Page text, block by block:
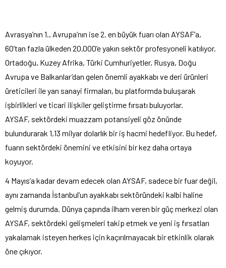
Avrasya’nın 1., Avrupa’nın ise 2. en büyük fuarı olan AYSAF’a,
60’tan fazla ülkeden 20.000’e yakın sektör profesyoneli katılıyor.
Ortadoğu, Kuzey Afrika, Türki Cumhuriyetler, Rusya, Doğu
Avrupa ve Balkanlar’dan gelen önemli ayakkabı ve deri ürünleri
üreticileri ile yan sanayi firmaları, bu platformda buluşarak
işbirlikleri ve ticari ilişkiler geliştirme fırsatı buluyorlar.
AYSAF, sektördeki muazzam potansiyeli göz önünde
bulundurarak 1,13 milyar dolarlık bir iş hacmi hedefliyor. Bu hedef,
fuarın sektördeki önemini ve etkisini bir kez daha ortaya
koyuyor.
4 Mayıs’a kadar devam edecek olan AYSAF, sadece bir fuar değil,
aynı zamanda İstanbul’un ayakkabı sektöründeki kalbi haline
gelmiş durumda. Dünya çapında ilham veren bir güç merkezi olan
AYSAF, sektördeki gelişmeleri takip etmek ve yeni iş fırsatları
yakalamak isteyen herkes için kaçırılmayacak bir etkinlik olarak
öne çıkıyor.